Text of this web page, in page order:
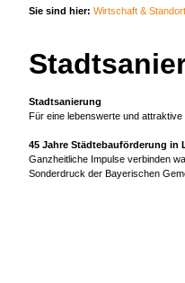
Sie sind hier: Wirtschaft & Standort
Stadtsanierung
Für eine lebenswerte und attraktive
45 Jahre Städtebauförderung
Ganzheitliche Impulse verbinden
Sonderdruck der Bayerischen